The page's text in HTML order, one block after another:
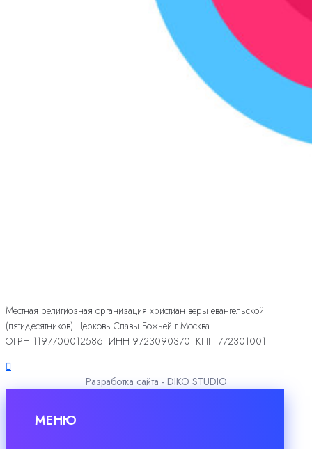
Местная религиозная организация христиан веры евангельской
(пятидесятников) Церковь Славы Божьей г.Москва
ОГРН 1197700012586 ИНН 9723090370 КПП 772301001
Разработка сайта - DIKO STUDIO
МЕНЮ